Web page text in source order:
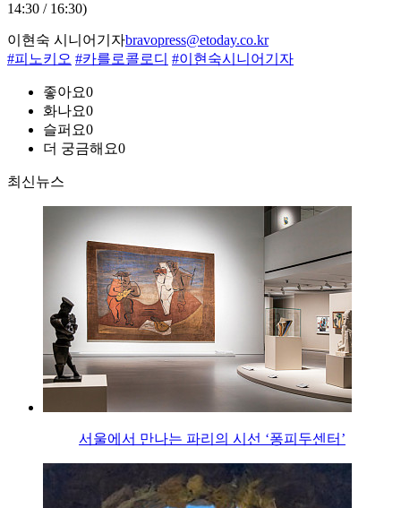
14:30 / 16:30)
이현숙 시니어기자bravopress@etoday.co.kr
#피노키오 #카를로콜로디 #이현숙시니어기자
좋아요0
화나요0
슬퍼요0
더 궁금해요0
최신뉴스
서울에서 만나는 파리의 시선 ‘퐁피두센터’